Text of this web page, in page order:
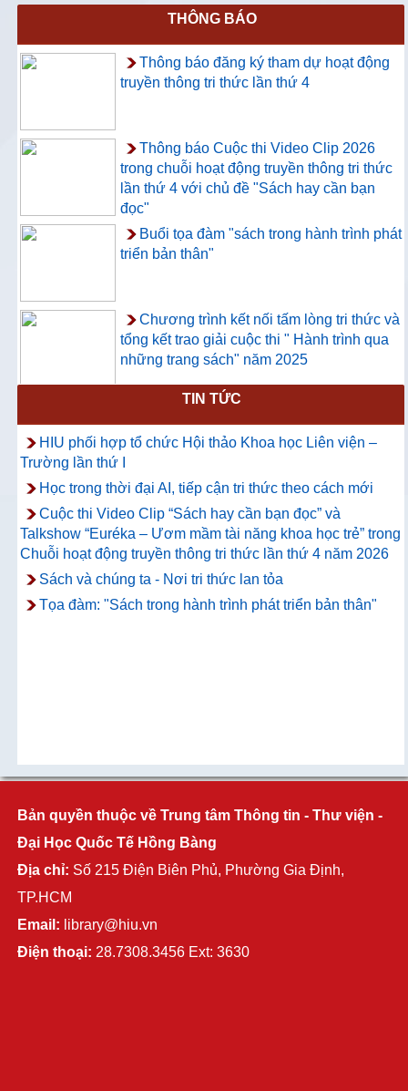
THÔNG BÁO
Thông báo đăng ký tham dự hoạt động
truyền thông tri thức lần thứ 4
Thông báo Cuộc thi Video Clip 2026
trong chuỗi hoạt động truyền thông tri thức
lần thứ 4 với chủ đề "Sách hay cần bạn
đọc"
Buổi tọa đàm "sách trong hành trình phát
triển bản thân"
Chương trình kết nối tấm lòng tri thức và
tổng kết trao giải cuộc thi " Hành trình qua
những trang sách" năm 2025
Thông báo về việc hướng dẫn truy cập
và sử dụng CSDL ProQuest Ebook
Central
TIN TỨC
HIU phối hợp tổ chức Hội thảo Khoa học Liên viện –
Trường lần thứ I
Học trong thời đại AI, tiếp cận tri thức theo cách mới
Cuộc thi Video Clip “Sách hay cần bạn đọc” và
Talkshow “Euréka – Ươm mầm tài năng khoa học trẻ” trong
Chuỗi hoạt động truyền thông tri thức lần thứ 4 năm 2026
Sách và chúng ta - Nơi tri thức lan tỏa
Tọa đàm: "Sách trong hành trình phát triển bản thân"
Bản quyền thuộc về Trung tâm Thông tin - Thư viện -
Đại Học Quốc Tế Hồng Bàng
Địa chỉ: Số 215 Điện Biên Phủ, Phường Gia Định,
TP.HCM
Email: library@hiu.vn
Điện thoại: 28.7308.3456 Ext: 3630